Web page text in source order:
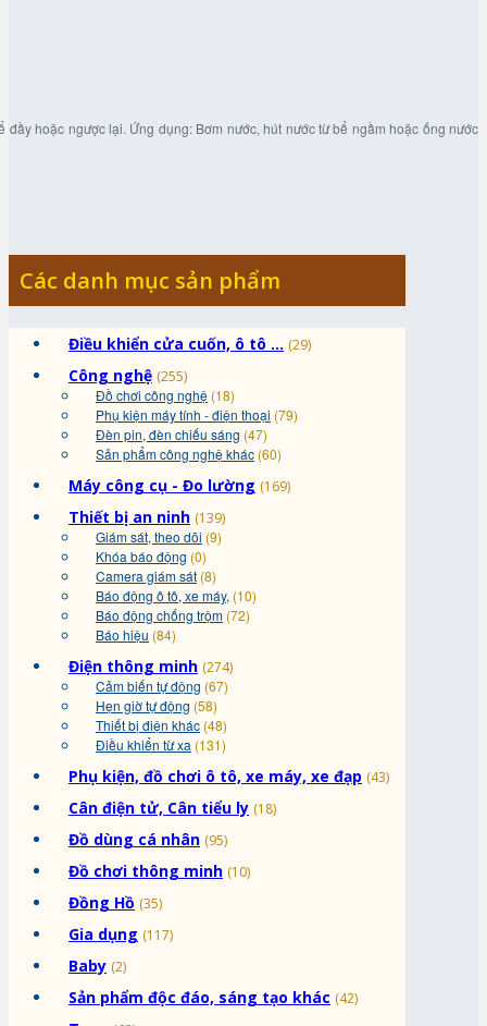
hoặc ngược lại. Ứng dụng: Bơm nước, hút nước từ bể ngầm hoặc ống nước
Các danh mục sản phẩm
Điều khiển cửa cuốn, ô tô ... (29)
Công nghệ (255)
Đồ chơi công nghệ (18)
Phụ kiện máy tính - điện thoại (79)
Đèn pin, đèn chiếu sáng (47)
Sản phẩm công nghệ khác (60)
Máy công cụ - Đo lường (169)
Thiết bị an ninh (139)
Giám sát, theo dõi (9)
Khóa báo động (0)
Camera giám sát (8)
Báo động ô tô, xe máy, (10)
Báo động chống trộm (72)
Báo hiệu (84)
Điện thông minh (274)
Cảm biến tự động (67)
Hẹn giờ tự động (58)
Thiết bị điện khác (48)
Điều khiển từ xa (131)
Phụ kiện, đồ chơi ô tô, xe máy, xe đạp (43)
Cân điện tử, Cân tiểu ly (18)
Đồ dùng cá nhân (95)
Đồ chơi thông minh (10)
Đồng Hồ (35)
Gia dụng (117)
Baby (2)
Sản phẩm độc đáo, sáng tạo khác (42)